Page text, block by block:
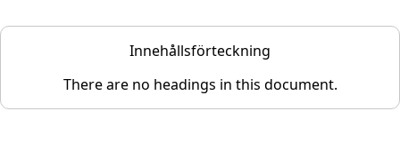
Innehållsförteckning
There are no headings in this document.